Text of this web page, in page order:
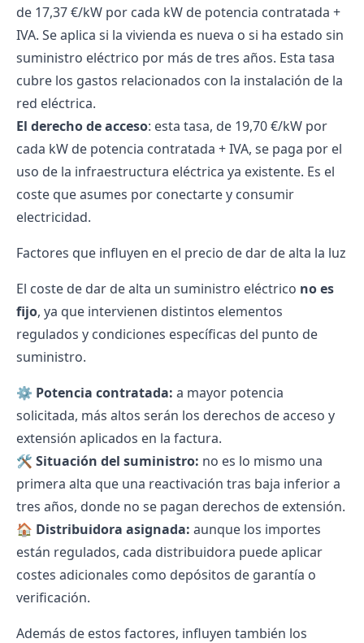
de 17,37 €/kW por cada kW de potencia contratada +
IVA. Se aplica si la vivienda es nueva o si ha estado sin
suministro eléctrico por más de tres años. Esta tasa
cubre los gastos relacionados con la instalación de la
red eléctrica.
El derecho de acceso: esta tasa, de 19,70 €/kW por
cada kW de potencia contratada + IVA, se paga por el
uso de la infraestructura eléctrica ya existente. Es el
coste que asumes por conectarte y consumir
electricidad.
Factores que influyen en el precio de dar de alta la luz
El coste de dar de alta un suministro eléctrico no es
fijo, ya que intervienen distintos elementos
regulados y condiciones específicas del punto de
suministro.
⚙️ Potencia contratada: a mayor potencia
solicitada, más altos serán los derechos de acceso y
extensión aplicados en la factura.
🛠️ Situación del suministro: no es lo mismo una
primera alta que una reactivación tras baja inferior a
tres años, donde no se pagan derechos de extensión.
🏠 Distribuidora asignada: aunque los importes
están regulados, cada distribuidora puede aplicar
costes adicionales como depósitos de garantía o
verificación.
Además de estos factores, influyen también los